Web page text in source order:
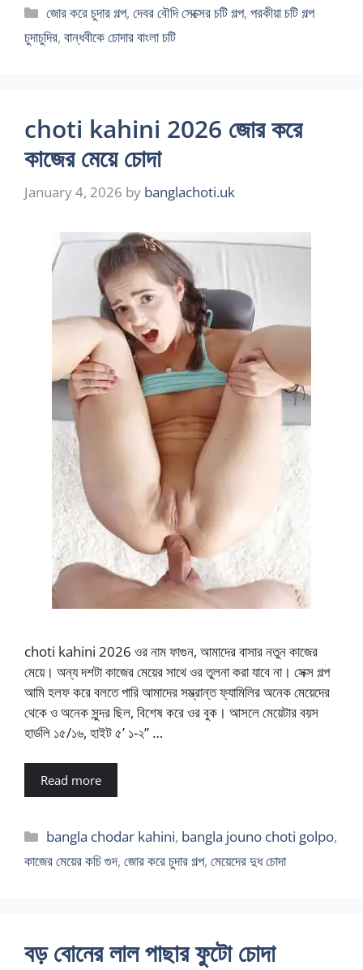
Categories
জোর করে চুদার গল্প,দেবর বৌদি সেক্সের চটি গল্প,পরকীয়া চটি গল্প
চুদাচুদির, বান্ধবীকে চোদার বাংলা চটি
choti kahini 2026 জোর করে
কাজের মেয়ে চোদা
January 4, 2026 by banglachoti.uk
choti kahini 2026 ওর নাম ফাগুন, আমাদের বাসার নতুন কাজের
মেয়ে। অন্য দশটা কাজের মেয়ের সাথে ওর তুলনা করা যাবে না। সেক্স গল্প
আমি হলফ করে বলতে পারি আমাদের সম্ভ্রান্ত ফ্যামিলির অনেক মেয়েদের
থেকে ও অনেক সুন্দর ছিল, বিশেষ করে ওর বুক। আসলে মেয়েটার বয়স
হার্ডলি ১৫/১৬, হাইট ৫’ ১-২” …
Read more
Categories
bangla chodar kahini, bangla jouno choti golpo,
কাজের মেয়ের কচি গুদ, জোর করে চুদার গল্প, মেয়েদের দুধ চোদা
বড় বোনের লাল পাছার ফুটো চোদা